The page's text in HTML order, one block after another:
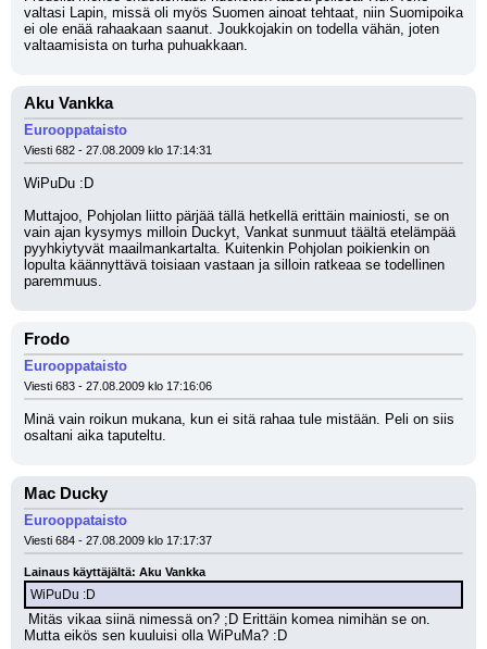
valtasi Lapin, missä oli myös Suomen ainoat tehtaat, niin Suomipoika
ei ole enää rahaakaan saanut. Joukkojakin on todella vähän, joten
valtaamisista on turha puhuakkaan.
Aku Vankka
Eurooppataisto
Viesti 682 - 27.08.2009 klo 17:14:31
WiPuDu :D
Muttajoo, Pohjolan liitto pärjää tällä hetkellä erittäin mainiosti, se on
vain ajan kysymys milloin Duckyt, Vankat sunmuut täältä etelämpää
pyyhkiytyvät maailmankartalta. Kuitenkin Pohjolan poikienkin on
lopulta käännyttävä toisiaan vastaan ja silloin ratkeaa se todellinen
paremmuus.
Frodo
Eurooppataisto
Viesti 683 - 27.08.2009 klo 17:16:06
Minä vain roikun mukana, kun ei sitä rahaa tule mistään. Peli on siis
osaltani aika taputeltu.
Mac Ducky
Eurooppataisto
Viesti 684 - 27.08.2009 klo 17:17:37
Lainaus käyttäjältä: Aku Vankka
WiPuDu :D
Mutta eikös sen kuuluisi olla WiPuMa? :D